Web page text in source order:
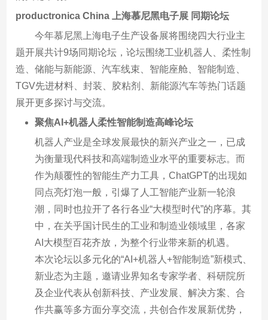
productronica China 上海慕尼黑电子展 同期论坛
今年慕尼黑上海电子生产设备展将围绕四大行业主
题开展共计9场同期论坛，论坛围绕工业机器人、柔性制
造、储能与新能源、汽车线束、智能座舱、智能制造、
TGV先进材料、封装、胶粘剂、新能源汽车等热门话题
展开更多探讨与交流。
聚焦AI+机器人柔性智能制造高峰论坛
机器人产业是全球发展最快的新兴产业之一，已成
为衡量现代科技和高端制造业水平的重要标志。而
作为颠覆性的智能生产力工具，ChatGPT的出现如
同点亮灯泡一般，引爆了人工智能产业新一轮浪
潮，同时也拉开了各行各业“大模型时代”的序幕。其
中，在关乎国计民生的工业和制造业领域里，各家
AI大模型百花齐放，为整个行业带来新的机遇。
本次论坛以多元化的“AI+机器人+智能制造”新模式、
新业态为主题，邀请业界知名专家学者、科研院所
及企业代表从创新科技、产业发展、解决方案、合
作共赢等多方面分享交流，共创合作发展新优势，